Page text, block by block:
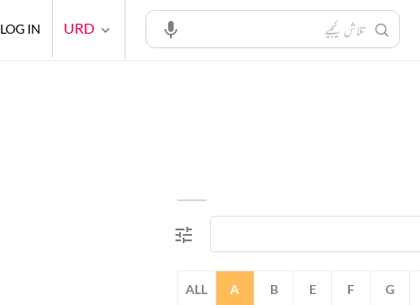
ALL A B E F G
URD
LOG IN